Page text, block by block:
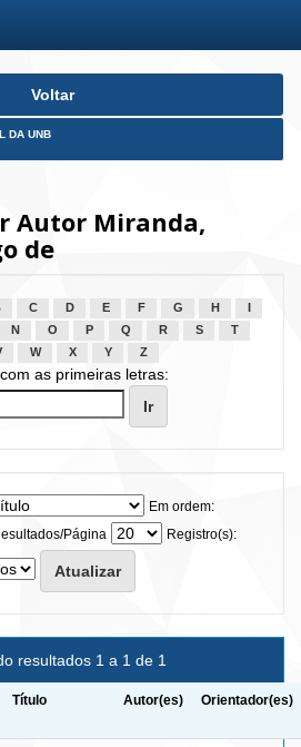
Voltar
DA UNB
Autor Miranda,
de
C D E F G H
N O P Q R S
T
W X Y Z
as primeiras letras:
Em ordem:
Página
Registro(s):
resultados 1 a 1 de 1
Título Autor(es) Orientador(es)